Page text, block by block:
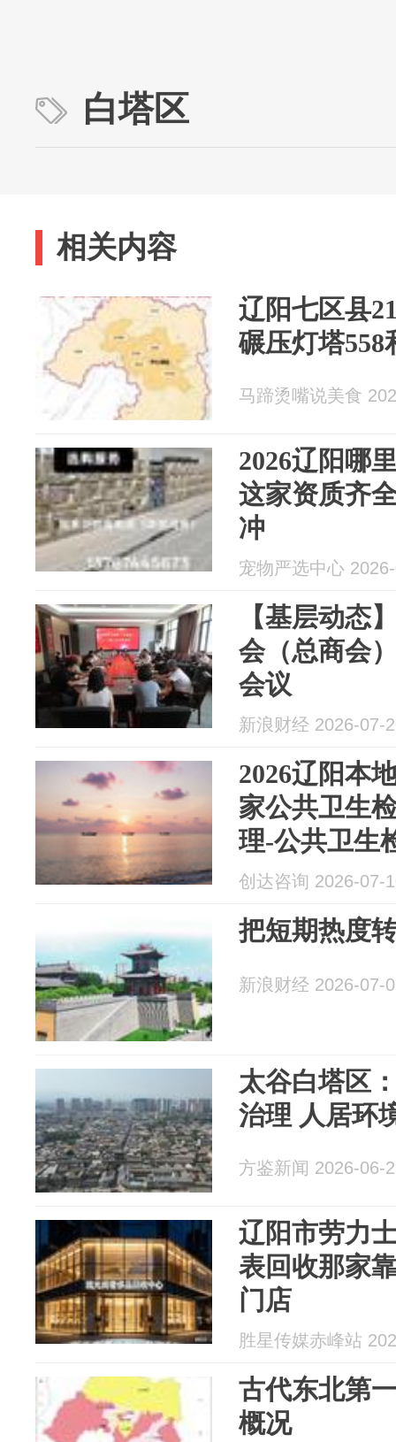
白塔区
相关内容
辽阳七区县
碾压灯塔558
马蹄烫嘴说美食
2026辽阳哪
这家资质齐
冲
宠物严选中心
【基层动态
会（总商会
会议
新浪财经 2026-07-
2026辽阳本
家公共卫生
理-公共卫生
告卫生许可
创达咨询 2026-07-
把短期热度
新浪财经 2026-07-
太谷白塔区
治理 人居环
方鉴新闻 2026-06-
辽阳市劳力
表回收那家
门店
胜星传媒赤峰站
古代东北第
概况